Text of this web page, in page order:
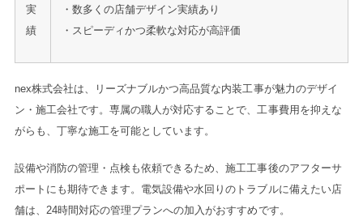
実
績
・数多くの店舗デザイン実績あり
・スピーディかつ柔軟な対応が高評価
nex株式会社は、リーズナブルかつ高品質な内装工事が魅力のデザイ
ン・施工会社です。専属の職人が対応することで、工事費用を抑えな
がらも、丁寧な施工を可能としています。
設備や消防の管理・点検も依頼できるため、施工工事後のアフターサ
ポートにも期待できます。電気設備や水回りのトラブルに備えたい店
舗は、24時間対応の管理プランへの加入がおすすめです。